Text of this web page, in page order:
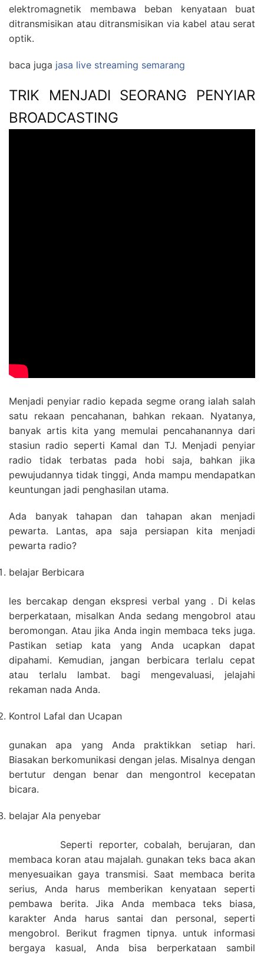
elektromagnetik membawa beban kenyataan buat
ditransmisikan atau ditransmisikan via kabel atau serat
optik.
baca juga jasa live streaming semarang
TRIK MENJADI SEORANG PENYIAR
BROADCASTING
Menjadi penyiar radio kepada segme orang ialah salah
satu rekaan pencahanan, bahkan rekaan. Nyatanya,
banyak artis kita yang memulai pencahanannya dari
stasiun radio seperti Kamal dan TJ. Menjadi penyiar
radio tidak terbatas pada hobi saja, bahkan jika
pewujudannya tidak tinggi, Anda mampu mendapatkan
keuntungan jadi penghasilan utama.
Ada banyak tahapan dan tahapan akan menjadi
pewarta. Lantas, apa saja persiapan kita menjadi
pewarta radio?
belajar Berbicara
les bercakap dengan ekspresi verbal yang . Di kelas
berperkataan, misalkan Anda sedang mengobrol atau
beromongan. Atau jika Anda ingin membaca teks juga.
Pastikan setiap kata yang Anda ucapkan dapat
dipahami. Kemudian, jangan berbicara terlalu cepat
atau terlalu lambat. bagi mengevaluasi, jelajahi
rekaman nada Anda.
Kontrol Lafal dan Ucapan
gunakan apa yang Anda praktikkan setiap hari.
Biasakan berkomunikasi dengan jelas. Misalnya dengan
bertutur dengan benar dan mengontrol kecepatan
bicara.
belajar Ala penyebar
Seperti reporter, cobalah, berujaran, dan
membaca koran atau majalah. gunakan teks baca akan
menyesuaikan gaya transmisi. Saat membaca berita
serius, Anda harus memberikan kenyataan seperti
pembawa berita. Jika Anda membaca teks biasa,
karakter Anda harus santai dan personal, seperti
mengobrol. Berikut fragmen tipnya. untuk informasi
bergaya kasual, Anda bisa berperkataan sambil